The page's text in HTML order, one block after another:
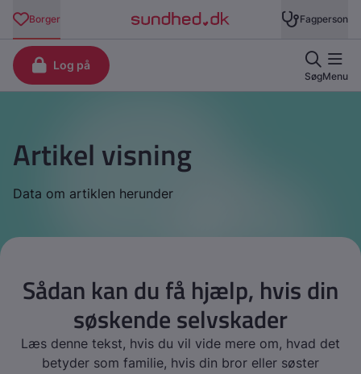
Artikel visning
Data om artiklen herunder
Sådan kan du få hjælp, hvis din
søskende selvskader
Læs denne tekst, hvis du vil vide mere om, hvad det
betyder som familie, hvis din bror eller søster